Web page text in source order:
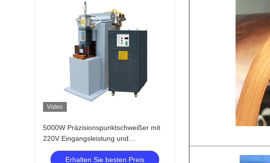
Video
5000W Präzisionspunktschweißer mit
220V Eingangsleistung und
CE/CCC/ISO-Zertifizierung für Mini-
Punktschweißanwendungen
Erhalten Sie besten Preis